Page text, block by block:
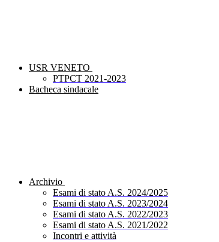
USR VENETO
PTPCT 2021-2023
Bacheca sindacale
Archivio
Esami di stato A.S. 2024/2025
Esami di stato A.S. 2023/2024
Esami di stato A.S. 2022/2023
Esami di stato A.S. 2021/2022
Incontri e attività